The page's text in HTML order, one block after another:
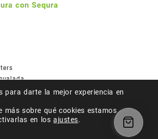
con Sequra
Quick Computers
para darte la mejor experiencia en
más sobre qué cookies estamos
en losajustes.